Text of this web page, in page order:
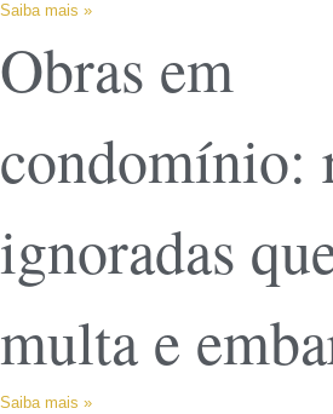
Saiba mais »
Obras em
condomínio:
ignoradas
multa e
Saiba mais »